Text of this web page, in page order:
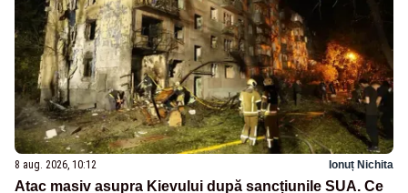
8 aug. 2026, 10:12 Ionuț Nichita
Atac masiv asupra Kievului după sancțiunile SUA. Ce